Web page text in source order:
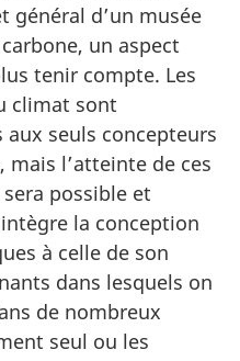
général d’un musée
un aspect
tenir compte. Les
climat sont
seuls concepteurs
mais l’atteinte de ces
possible et
la conception
à celle de son
dans lesquels on
de nombreux
seul ou les